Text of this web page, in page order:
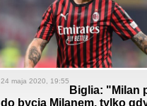
24 maja 2020, 19:55
Biglia: "Milan
do bycia Milanem, tylko